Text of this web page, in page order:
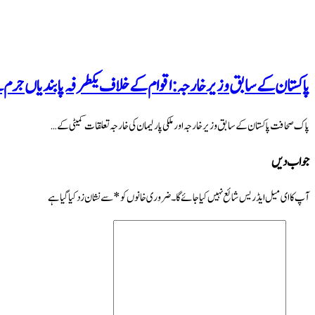
پاکستان کے سابق وزیر خارجہ: اقوام کے خلاف یکطرفہ پابندیاں
پاک صحافت پاکستان کے سابق وزیر خارجہ اور ملکی پارلیمان کی خارجہ تعلقات کمیٹی کے …
جواب دیں
آپ کا ای میل ایڈریس شائع نہیں کیا جائے گا۔ضروری خانوں کو*سے نشان زد کیا گیا ہے